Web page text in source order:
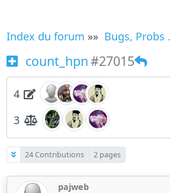
Index du forum »» Bugs, Probs
count_hpn#27015
4
3
24 Contributions 2 pages
pajweb